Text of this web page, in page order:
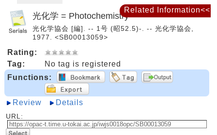
光化学 = Photochemistry
光化学協会 [編]. -- 1号 (昭52.5)-. -- 光化学協会,
1977. <SB00013059>
Rating:
Tag:
No tag is registered
Functions:
Review Details
URL:
Related Information<<